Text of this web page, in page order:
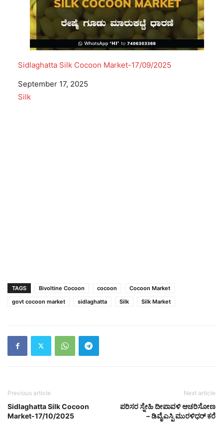
Sidlaghatta Silk Cocoon Market-17/09/2025
Date
September 17, 2025
In relation to
Silk
TAGS Bivoltine Cocoon cocoon
Cocoon Market
govt cocoon market
sidlaghatta Silk Silk Market
Previous article
Sidlaghatta Silk Cocoon
Market-17/10/2025
Next article
ಪರಿಸರ ಸ್ನೇಹಿ ದೀಪಾವಳಿ ಆಚರಿಸೋಣ
– ಡಿವೈಎಸ್ಪಿ ಮುರಳಿಧರ್ ಕರೆ